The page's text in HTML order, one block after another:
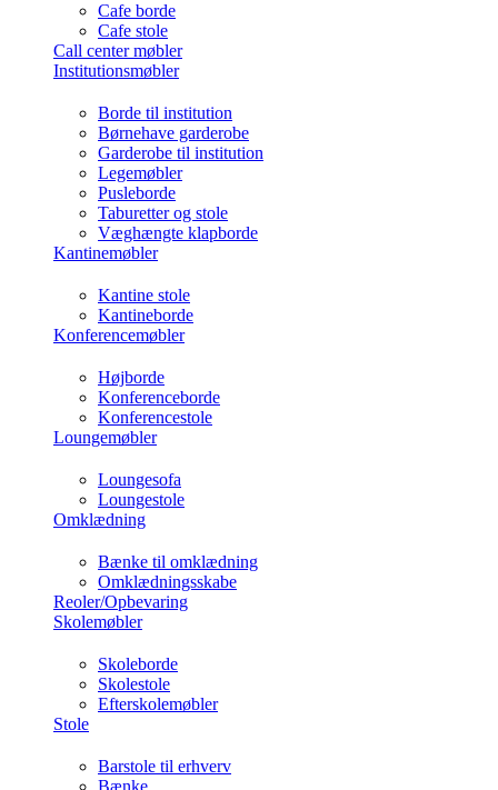
Cafe borde
Cafe stole
Call center møbler
Institutionsmøbler
Borde til institution
Børnehave garderobe
Garderobe til institution
Legemøbler
Pusleborde
Taburetter og stole
Væghængte klapborde
Kantinemøbler
Kantine stole
Kantineborde
Konferencemøbler
Højborde
Konferenceborde
Konferencestole
Loungemøbler
Loungesofa
Loungestole
Omklædning
Bænke til omklædning
Omklædningsskabe
Reoler/Opbevaring
Skolemøbler
Skoleborde
Skolestole
Efterskolemøbler
Stole
Barstole til erhverv
Bænke